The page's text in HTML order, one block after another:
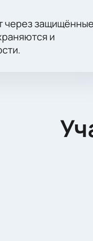
через защищённые
и